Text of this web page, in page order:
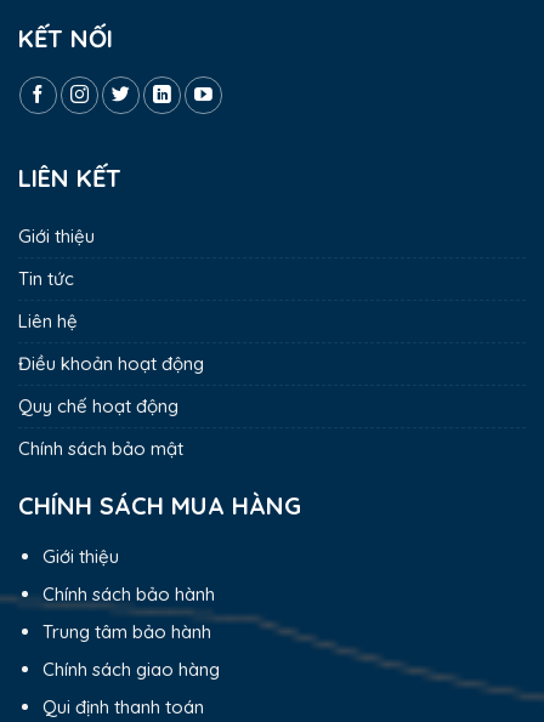
KẾT NỐI
LIÊN KẾT
Giới thiệu
Tin tức
Liên hệ
Điều khoản hoạt động
Quy chế hoạt động
Chính sách bảo mật
CHÍNH SÁCH MUA HÀNG
Giới thiệu
Chính sách bảo hành
Trung tâm bảo hành
Chính sách giao hàng
Qui định thanh toán